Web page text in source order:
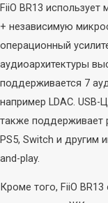
Акустика
FiiO BR13
+ независимую
операционный
аудиоархитектуры
поддерживается 7
например LDAC.
также поддерживает
PS5, Switch и другим
and-play.
Кроме того, FiiO